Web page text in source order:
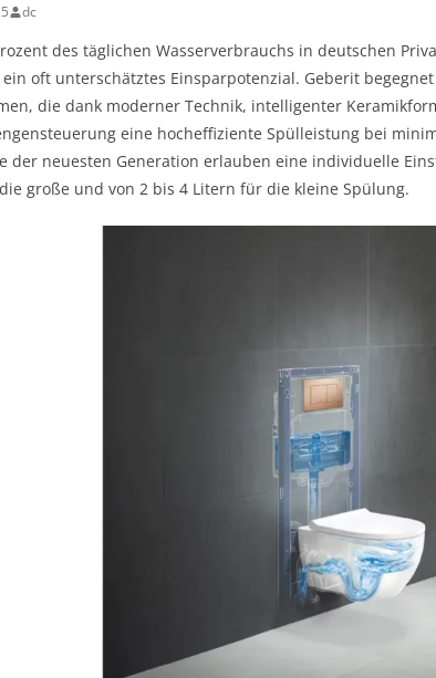
dc
des täglichen Wasserverbrauchs in deutschen
ein oft unterschätztes Einsparpotenzial. Geberit
die dank moderner Technik, intelligenter
eine hocheffiziente Spülleistung bei
der neuesten Generation erlauben eine individuelle
große und von 2 bis 4 Litern für die kleine Spülung.